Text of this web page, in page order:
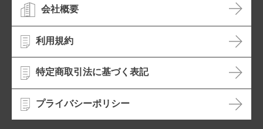
会社概要
利用規約
特定商取引法に基づく表記
プライバシーポリシー